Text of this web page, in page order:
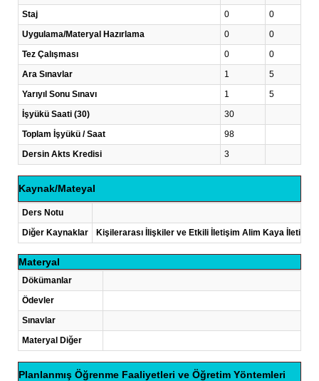
Staj
0 0
Uygulama/Materyal Hazırlama
0 0
Tez Çalışması
0 0
Ara Sınavlar
1 5
Yarıyıl Sonu Sınavı
1 5
İşyükü Saati (30)
30
Toplam İşyükü / Saat
98
Dersin Akts Kredisi
3
Kaynak/Mateyal
Ders Notu
Diğer Kaynaklar
Kişilerarası İlişkiler ve Etkili İletişim Alim Kaya
Materyal
Dökümanlar
Ödevler
Sınavlar
Materyal Diğer
Planlanmış Öğrenme Faaliyetleri ve Öğretim Yöntemleri